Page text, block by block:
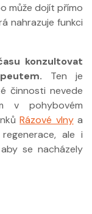
může dojít přímo
nahrazuje funkci
konzultovat
Ten je
činnosti nevede
v pohybovém
Rázové vlnya
ale i
se nacházely